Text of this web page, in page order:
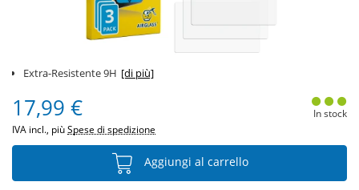
Extra-Resistente 9H [di più]
17,99 €
IVA incl., piùSpese di spedizione
In stock
Aggiungi al carrello